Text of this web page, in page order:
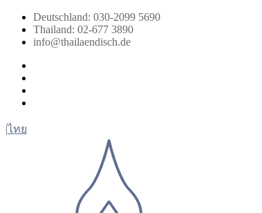
Zum
Inhalt
springen
Deutschland: 030-2099 5690
Thailand: 02-677 3890
info@thailaendisch.de
|ไทย